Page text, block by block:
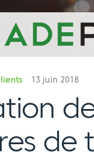
13 juin 2018
de